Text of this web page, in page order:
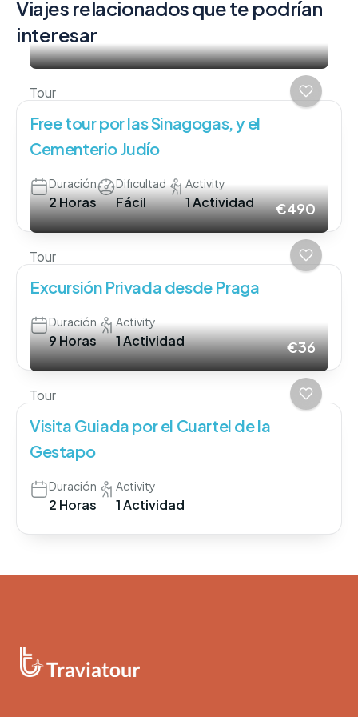
Viajes relacionados que te podrían
interesar
Tour
Free tour por las Sinagogas, y el
Cementerio Judío
Duración
2 Horas
Dificultad
Fácil
Activity
1 Actividad €490
Tour
Excursión Privada desde Praga
Duración
9 Horas
Activity
1 Actividad €36
Tour
Visita Guiada por el Cuartel de la
Gestapo
Duración
2 Horas
Activity
1 Actividad